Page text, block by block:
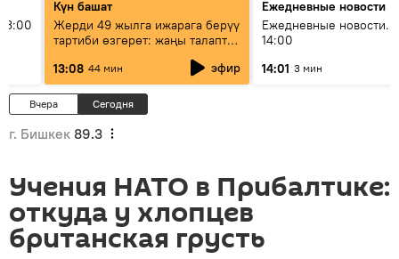
Күн башат
Жерди 49 жылга ижарага берүү
тартиби өзгөрөт: жаңы талаптар
13:08 44 мин эфир
Ежедневные новости
Ежедневные новости.
14:00
14:01 3 мин
Вчера Сегодня
г. Бишкек 89.3
Учения НАТО в Прибалтике:
откуда у хлопцев
британская грусть